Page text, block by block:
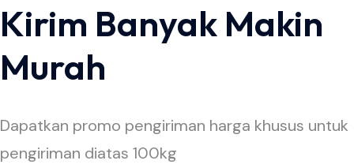
Kirim Banyak Makin
Murah
Dapatkan promo pengiriman harga khusus untuk
pengiriman diatas 100kg